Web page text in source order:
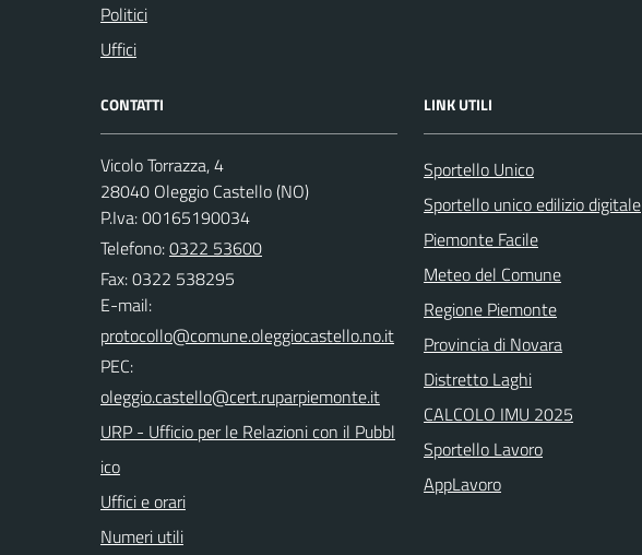
Politici
Uffici
CONTATTI
Vicolo Torrazza, 4
28040 Oleggio Castello (NO)
P.Iva: 00165190034
Telefono:0322 53600
Fax: 0322 538295
E-mail:
PEC:
URP - Ufficio per le Relazioni con il Pubbl
ico
Uffici e orari
Numeri utili
LINK UTILI
Sportello Unico
Sportello unico edilizio digitale
Piemonte Facile
Meteo del Comune
Regione Piemonte
Provincia di Novara
Distretto Laghi
CALCOLO IMU 2025
Sportello Lavoro
AppLavoro